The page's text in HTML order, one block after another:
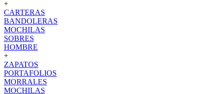
+
CARTERAS
BANDOLERAS
MOCHILAS
SOBRES
HOMBRE
+
ZAPATOS
PORTAFOLIOS
MORRALES
MOCHILAS